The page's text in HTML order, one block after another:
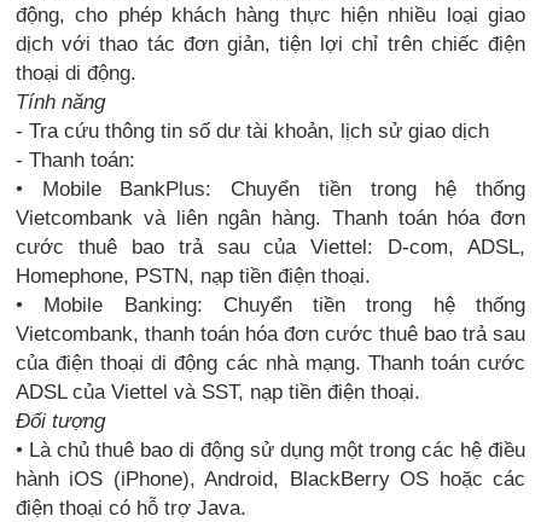
động, cho phép khách hàng thực hiện nhiều loại giao
dịch với thao tác đơn giản, tiện lợi chỉ trên chiếc điện
thoại di động.
Tính năng
- Tra cứu thông tin số dư tài khoản, lịch sử giao dịch
- Thanh toán:
• Mobile BankPlus: Chuyển tiền trong hệ thống
Vietcombank và liên ngân hàng. Thanh toán hóa đơn
cước thuê bao trả sau của Viettel: D-com, ADSL,
Homephone, PSTN, nạp tiền điện thoại.
• Mobile Banking: Chuyển tiền trong hệ thống
Vietcombank, thanh toán hóa đơn cước thuê bao trả sau
của điện thoại di động các nhà mạng. Thanh toán cước
ADSL của Viettel và SST, nạp tiền điện thoại.
Đối tượng
• Là chủ thuê bao di động sử dụng một trong các hệ điều
hành iOS (iPhone), Android, BlackBerry OS hoặc các
điện thoại có hỗ trợ Java.